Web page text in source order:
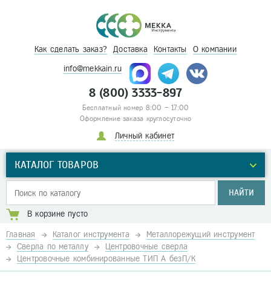
Как сделать заказ? Доставка Контакты О компании
info@mekkain.ru
8 (800) 3333-897
Бесплатный номер 8:00 – 17:00
Оформление заказа круглосуточно
Личный кабинет
КАТАЛОГ ТОВАРОВ
НАЙТИ
В корзине пусто
Главная Каталог инструмента
Металлорежущий инструмент
Сверла по металлу
Центровочные сверла
Центровочные комбинированные ТИП А безП/К